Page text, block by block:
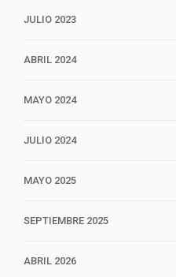
JULIO 2023
ABRIL 2024
MAYO 2024
JULIO 2024
MAYO 2025
SEPTIEMBRE 2025
ABRIL 2026